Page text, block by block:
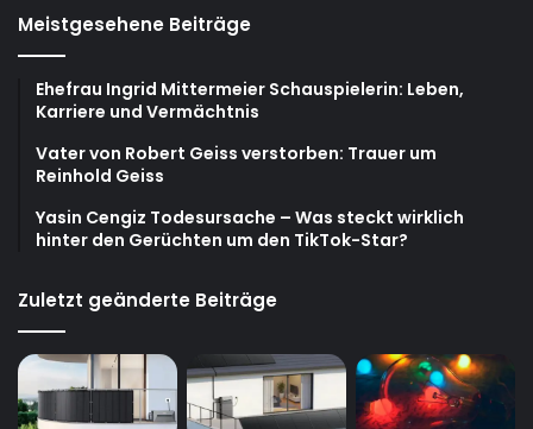
Meistgesehene Beiträge
Ehefrau Ingrid Mittermeier Schauspielerin: Leben,
Karriere und Vermächtnis
Vater von Robert Geiss verstorben: Trauer um
Reinhold Geiss
Yasin Cengiz Todesursache – Was steckt wirklich
hinter den Gerüchten um den TikTok-Star?
Zuletzt geänderte Beiträge